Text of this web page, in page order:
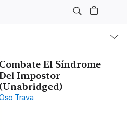
Combate El Síndrome
Impostor
(Unabridged)
Trava